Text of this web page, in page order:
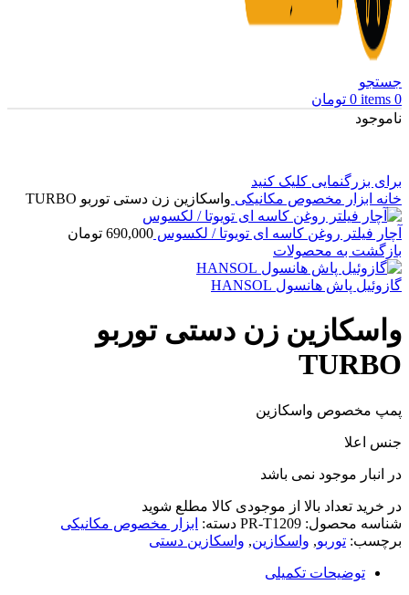
جستجو
0
items
0 تومان
ناموجود
برای بزرگنمایی کلیک کنید
خانه ابزار مخصوص مکانیکی واسکازین زن دستی توربو TURBO
آچار فیلتر روغن کاسه ای تویوتا / لکسوس 690,000 تومان
بازگشت به محصولات
گازوئیل پاش هانسول HANSOL
واسکازین زن دستی توربو
TURBO
پمپ مخصوص واسکازین
جنس اعلا
در انبار موجود نمی باشد
در خرید تعداد بالا از موجودی کالا مطلع شوید
شناسه محصول: PR-T1209 دسته: ابزار مخصوص مکانیکی
برچسب: توربو, واسکازین, واسکازین دستی
توضیحات تکمیلی